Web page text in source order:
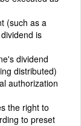
(such as a
is
dividend
distributed)
authorization
the right to
to preset